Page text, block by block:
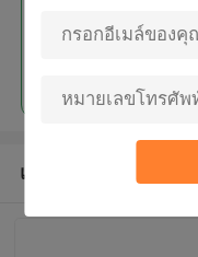
แนะนำผลิตภัณฑ์